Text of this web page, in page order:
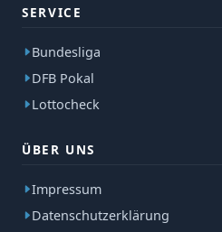
SERVICE
Bundesliga
DFB Pokal
Lottocheck
ÜBER UNS
Impressum
Datenschutzerklärung